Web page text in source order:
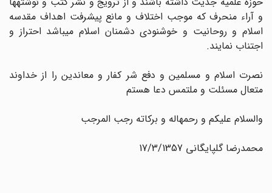
و آراء منحرف که موجب اختلاف و مانع پیشرفت اهداف مقدسه
اسلام و روحانیت و خوشنودى دشمنان اسلام میباشد احتراز و
اجتناب نمایند.
نصرت اسلام و مسلمین و دفع شر کفار و معاندین را از خداوند
متعال مسئلت و ملتمس دعا هستم
والسلام علیکم و رحمه‏اله و برکاته رجب المرجب
محمدرضا گلپایگانى 17/3/1357